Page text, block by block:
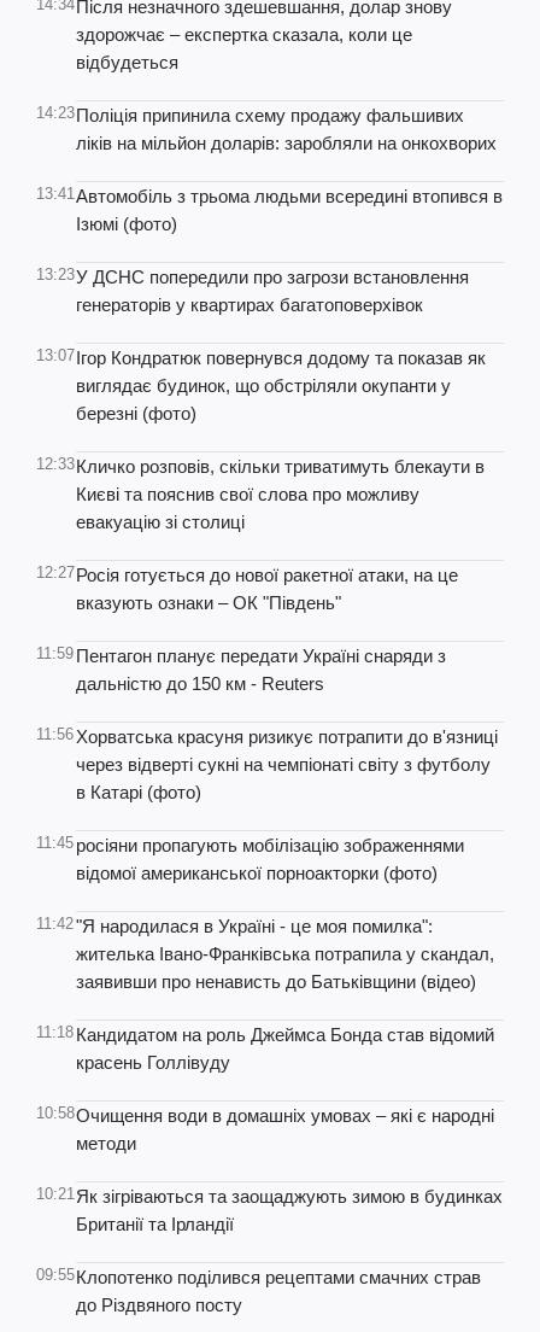
14:34 Після незначного здешевшання, долар знову
здорожчає – експертка сказала, коли це
відбудеться
14:23Поліція припинила схему продажу фальшивих
ліків на мільйон доларів: заробляли на онкохворих
13:41Автомобіль з трьома людьми всередині втопився в
Ізюмі (фото)
13:23У ДСНС попередили про загрози встановлення
генераторів у квартирах багатоповерхівок
13:07Ігор Кондратюк повернувся додому та показав як
виглядає будинок, що обстріляли окупанти у
березні (фото)
12:33Кличко розповів, скільки триватимуть блекаути в
Києві та пояснив свої слова про можливу
евакуацію зі столиці
12:27Росія готується до нової ракетної атаки, на це
вказують ознаки – ОК "Південь"
11:59 Пентагон планує передати Україні снаряди з
дальністю до 150 км - Reuters
11:56 Хорватська красуня ризикує потрапити до в'язниці
через відверті сукні на чемпіонаті світу з футболу
в Катарі (фото)
11:45 росіяни пропагують мобілізацію зображеннями
відомої американської порноакторки (фото)
11:42"Я народилася в Україні - це моя помилка":
жителька Івано-Франківська потрапила у скандал,
заявивши про ненависть до Батьківщини (відео)
11:18 Кандидатом на роль Джеймса Бонда став відомий
красень Голлівуду
10:58Очищення води в домашніх умовах – які є народні
методи
10:21Як зігріваються та заощаджують зимою в будинках
Британії та Ірландії
09:55Клопотенко поділився рецептами смачних страв
до Різдвяного посту